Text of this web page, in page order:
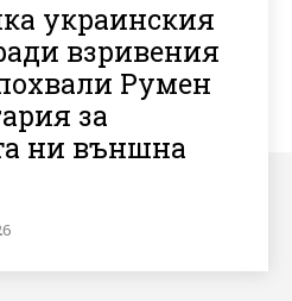
украинския
взривения
Румен
за
ни външна